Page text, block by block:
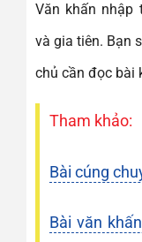
Văn khấn nhập
và gia tiên. Bạn
chủ cần đọc bài
Tham khảo:
Bài cúng
Bài văn